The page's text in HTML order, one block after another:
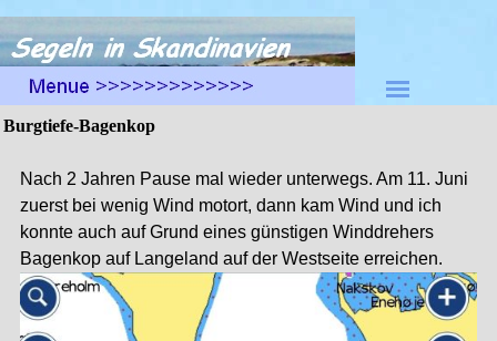
Menü überspringen
Burgtiefe-Bagenkop
Nach 2 Jahren Pause mal wieder unterwegs. Am 11. Juni
zuerst bei wenig Wind motort, dann kam Wind und ich
konnte auch auf Grund eines günstigen Winddrehers
Bagenkop auf Langeland auf der Westseite erreichen.